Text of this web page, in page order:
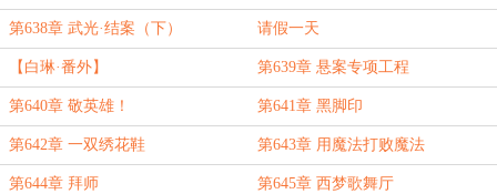
第638章 武光·结案（下） 请假一天
【白琳·番外】 第639章 悬案专项工程
第640章 敬英雄！ 第641章 黑脚印
第642章 一双绣花鞋 第643章 用魔法打败魔法
第644章 拜师 第645章 西梦歌舞厅